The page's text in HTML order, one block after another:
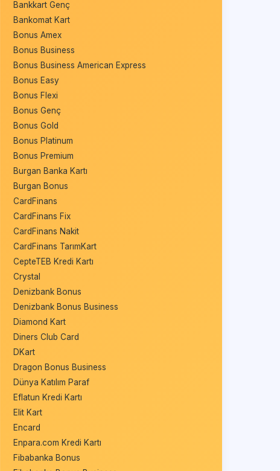
Bankkart Genç
Bankomat Kart
Bonus Amex
Bonus Business
Bonus Business American Express
Bonus Easy
Bonus Flexi
Bonus Genç
Bonus Gold
Bonus Platinum
Bonus Premium
Burgan Banka Kartı
Burgan Bonus
CardFinans
CardFinans Fix
CardFinans Nakit
CardFinans TarımKart
CepteTEB Kredi Kartı
Crystal
Denizbank Bonus
Denizbank Bonus Business
Diamond Kart
Diners Club Card
DKart
Dragon Bonus Business
Dünya Katılım Paraf
Eflatun Kredi Kartı
Elit Kart
Encard
Enpara.com Kredi Kartı
Fibabanka Bonus